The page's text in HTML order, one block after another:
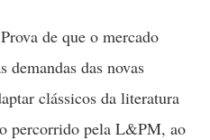
de que o mercado
demandas das novas
clássicos da literatura
percorrido pela L&PM, ao